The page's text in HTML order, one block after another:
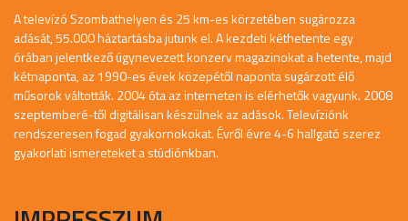
A televízó Szombathelyen és 25 km-es körzetében sugározza
adását, 55.000 háztartásba jutunk el. A kezdeti kéthetente egy
órában jelentkező úgynevezett konzerv magazinokat a hetente, majd
kétnaponta, az 1990-es évek közepétől naponta sugárzott élő
műsorok váltották. 2004 óta az interneten is elérhetők vagyunk. 2008
szeptemberé-től digitálisan készülnek az adások. Televíziónk
rendszeresen fogad gyakornokokat. Évről évre 4-6 hallgató szerez
gyakorlati ismereteket a stúdiónkban.